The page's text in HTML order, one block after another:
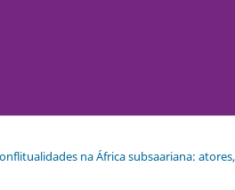
na África subsaariana: